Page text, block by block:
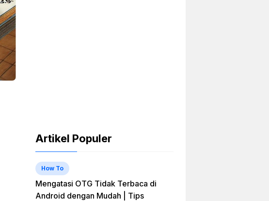
Artikel Populer
How To
Mengatasi OTG Tidak Terbaca di
Android dengan Mudah | Tips